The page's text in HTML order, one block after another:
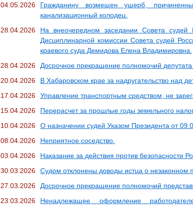
04.05.2026
Гражданину возмещен ущерб,
канализационный колодец.
28.04.2026
На внеочередном заседании Совета
Дисциплинарной комиссии Совета судей
краевого суда Демидова Елена Владимировна.
28.04.2026
Досрочное прекращение полномочий
20.04.2026
В Хабаровском крае за надругательство над
17.04.2026
Управление транспортным средством, не
15.04.2026
Перерасчет за прошлые годы земельного
10.04.2026
О назначении судей Указом Президента от
08.04.2026
Неприятное соседство.
03.04.2026
Наказание за действия против безопасности
30.03.2026
Судом отклонены доводы истца о незаконном
27.03.2026
Досрочное прекращение полномочий
23.03.2026
Ненадлежащее оформление